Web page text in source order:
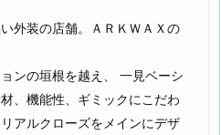
外装の店舗。ＡＲＫＷＡＸの
ンの垣根を越え、 一見ベーシ
、機能性、ギミックにこだわ
アルクローズをメインにデザ